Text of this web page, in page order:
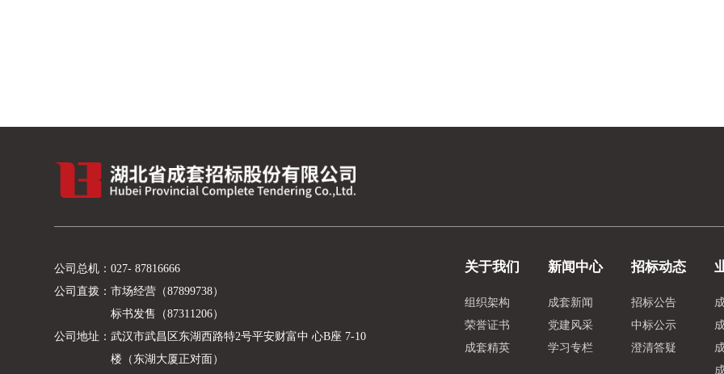
公司总机：027- 87816666
公司直拨：市场经营（87899738）
标书发售（87311206）
公司地址：武汉市武昌区东湖西路特2号平安财富中 心B座 7-10
楼（东湖大厦正对面）
关于我们
组织架构
荣誉证书
成套精英
新闻中心
成套新闻
党建风采
学习专栏
招标动态
招标公告
中标公示
澄清答疑